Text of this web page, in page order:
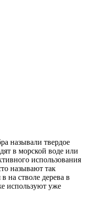
называли твердое
в морской воде или
использования
называют так
на стволе дерева в
используют уже